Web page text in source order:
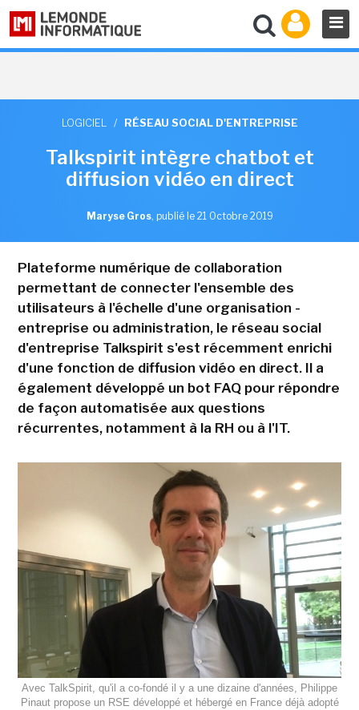
LOGICIEL / RÉSEAU SOCIAL D'ENTREPRISE
Talkspirit intègre chatbot et
diffusion vidéo en direct
Maryse Gros, publié le 21 Octobre 2019
Plateforme numérique de collaboration
permettant de connecter l'ensemble des
utilisateurs à l'échelle d'une organisation -
entreprise ou administration, le réseau social
d'entreprise Talkspirit s'est récemment enrichi
d'une fonction de diffusion vidéo en direct. Il a
également développé un bot FAQ pour répondre
de façon automatisée aux questions
récurrentes, notamment à la RH ou à l'IT.
Avec TalkSpirit, qu'il a co-fondé il y a une dizaine d'années, Philippe
Pinaut propose un RSE développé et hébergé en France déjà adopté